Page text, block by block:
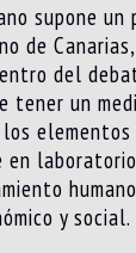
supone un
de
del
tener un
y social.